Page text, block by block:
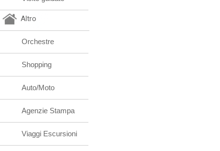
Altro
Orchestre
Shopping
Auto/Moto
Agenzie Stampa
Viaggi Escursioni